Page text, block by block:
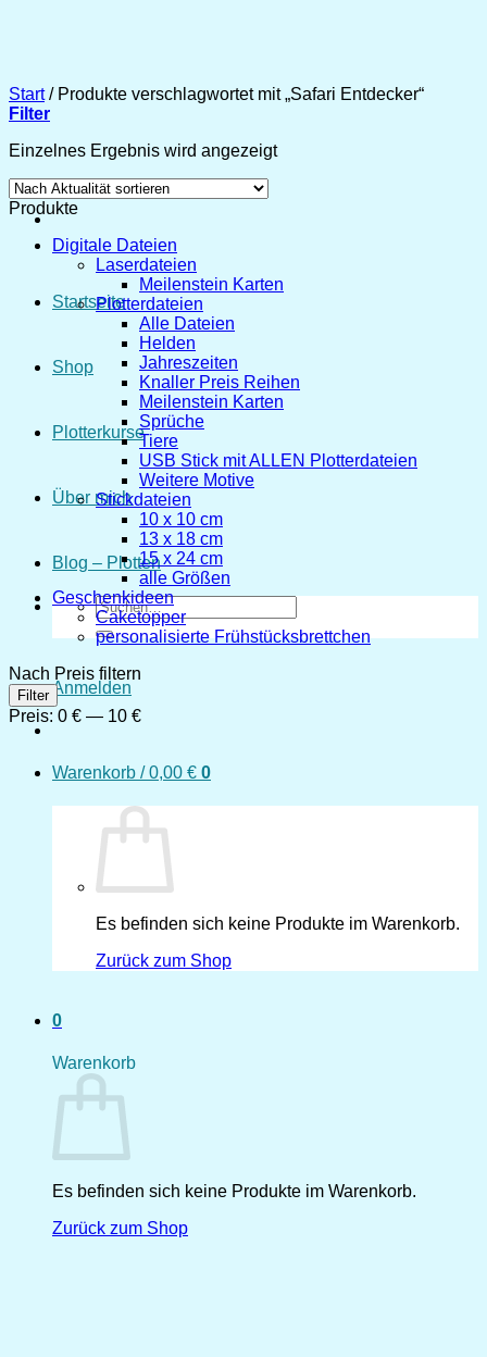
Startseite
Shop
Plotterkurse
Über mich
Blog – Plotten
Suchen
nach:
Anmelden
Warenkorb /0,00 € 0
Es befinden sich keine Produkte im Warenkorb.
Zurück zum Shop
0
Warenkorb
Es befinden sich keine Produkte im Warenkorb.
Zurück zum Shop
Start /Produkte verschlagwortet mit „Safari Entdecker“
Filter
Einzelnes Ergebnis wird angezeigt
Produkte
Digitale Dateien
Laserdateien
Meilenstein Karten
Plotterdateien
Alle Dateien
Helden
Jahreszeiten
Knaller Preis Reihen
Meilenstein Karten
Sprüche
Tiere
USB Stick mit ALLEN Plotterdateien
Weitere Motive
Stickdateien
10 x 10 cm
13 x 18 cm
15 x 24 cm
alle Größen
Geschenkideen
Caketopper
personalisierte Frühstücksbrettchen
Nach Preis filtern
Min.
Preis
Max.
Preis
Filter
Preis: 0 € — 10 €